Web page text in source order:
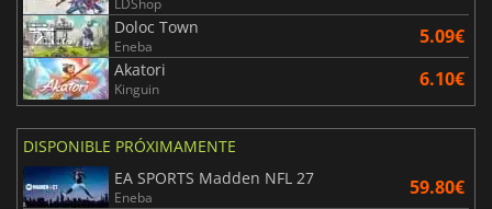
LDShop
Doloc Town
Eneba 5.09€
Akatori
Kinguin 6.10€
DISPONIBLE PRÓXIMAMENTE
EA SPORTS Madden NFL 27
Eneba 59.80€